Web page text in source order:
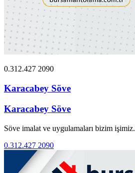
0.312.427 2090
Karacabey Söve
Karacabey Söve
Söve imalat ve uygulamaları bizim işimiz.
0.312.427 2090